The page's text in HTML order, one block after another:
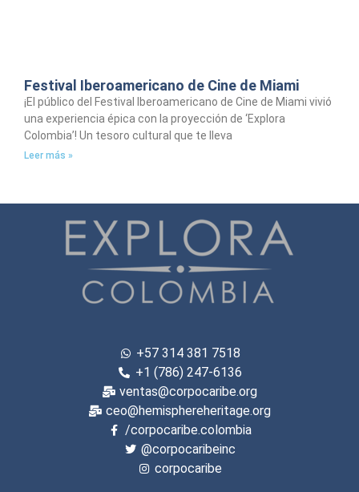
Festival Iberoamericano de Cine de Miami​
¡El público del Festival Iberoamericano de Cine de Miami vivió
una experiencia épica con la proyección de ‘Explora
Colombia’! Un tesoro cultural que te lleva
Leer más »
+57 314 381 7518
+1 (786) 247-6136
ventas@corpocaribe.org
ceo@hemisphereheritage.org
/corpocaribe.colombia
@corpocaribeinc
corpocaribe